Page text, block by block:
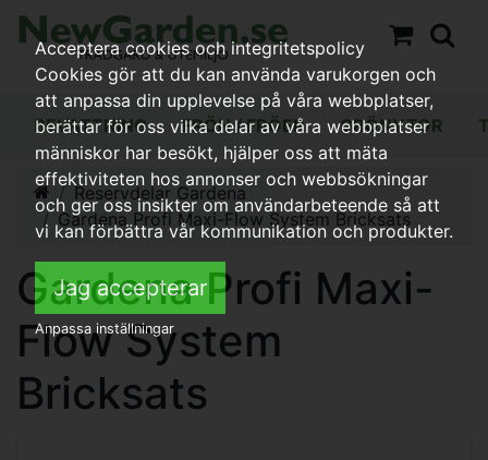
BEVATTNING FRÖN / FRÖER GRÖNYTOR
Reservdelar Gardena
Gardena Profi Maxi-Flow System Bricksats
Gardena Profi Maxi-
Flow System
Bricksats
Acceptera cookies och integritetspolicy
Cookies gör att du kan använda varukorgen och
att anpassa din upplevelse på våra webbplatser,
berättar för oss vilka delar av våra webbplatser
människor har besökt, hjälper oss att mäta
effektiviteten hos annonser och webbsökningar
och ger oss insikter om användarbeteende så att
vi kan förbättra vår kommunikation och produkter.
Jag accepterar
Anpassa inställningar